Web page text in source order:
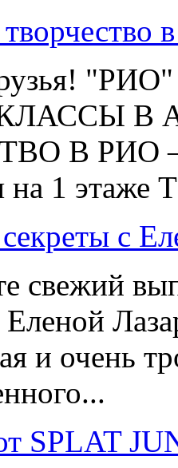
В
В РИО –
на 1
с
свежий
и очень
SPLAT